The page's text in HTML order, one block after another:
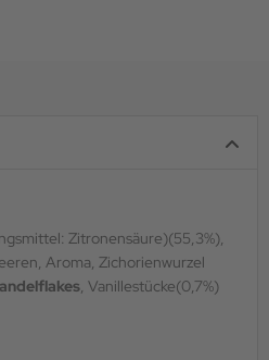
Zitronensäure)(55,3%),
Aroma, Zichorienwurzel
, Vanillestücke(0,7%)